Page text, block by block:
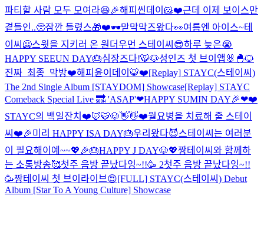
파티할 사람 모두 모여라😆🎉해피씬데이🐹❤️근데 이제 보이스만
곁들인..🥺잠깐 들렸스🎁❤️🕶맏막막즈왔다👀여름엔 아이스~테
이씨🥶스윗을 지키러 온 원더우먼 스테이씨😎하루 늦은😭
HAPPY SEEUN DAY🎂심장즈다!🐯🐶성인즈 첫 브이앱🐰🐣🐱
진짜_최종_막방❤️해피윤이데이🐯❤️[Replay] STAYC(스테이씨)
The 2nd Single Album [STAYDOM] Showcase[Replay] STAYC
Comeback Special Live 🔜 'ASAP'❤HAPPY SUMIN DAY🎉❤❤️
STAYC의 백일잔치❤️🦊🐯🐶👋👋❤️월요병을 치료해 줄 스테이
씨❤️🎉미리 HAPPY ISA DAY🎂우리왔다😈스테이씨는 여러분
이 필요해이예~~💖 🎉🎂HAPPY J DAY🐶💖짱테이씨와 함께하
는 소통방송🥰첫주 음방 끝났다잉~!!🥳 2첫주 음방 끝났다잉~!!
🥳짱테이씨 첫 브이라이브😍[FULL] STAYC(스테이씨) Debut
Album [Star To A Young Culture] Showcase